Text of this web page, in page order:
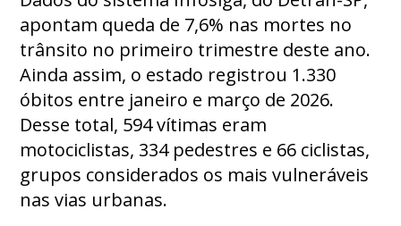
apontam queda de 7,6% nas mortes no
trânsito no primeiro trimestre deste ano.
Ainda assim, o estado registrou 1.330
óbitos entre janeiro e março de 2026.
Desse total, 594 vítimas eram
motociclistas, 334 pedestres e 66 ciclistas,
grupos considerados os mais vulneráveis
nas vias urbanas.